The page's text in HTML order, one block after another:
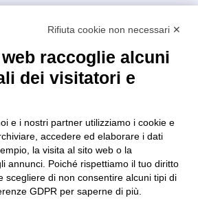
district
Rifiuta cookie non necessari ✕
raccoglie alcuni
dei visitatori e
e i nostri partner utilizziamo i cookie e
accedere ed elaborare i dati
la visita al sito web o la
annunci. Poiché rispettiamo il tuo diritto
scegliere di non consentire alcuni tipi di
GDPR per saperne di più.